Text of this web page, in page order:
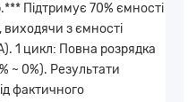
Підтримує 70% ємності
виходячи з ємності
1 цикл: Повна розрядка
~ 0%). Результати
фактичного